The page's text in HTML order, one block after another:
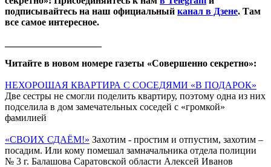
подписывайтесь на наш официальный канал в Дзене. Там
все самое интересное.
Читайте в новом номере газеты «Совершенно секретно»:
НЕХОРОШАЯ КВАРТИРА С СОСЕДЯМИ «В ПОДАРОК»
Две сестры не смогли поделить квартиру, поэтому одна из них
подселила в дом замечательных соседей с «громкой»
фамилией
«СВОИХ СДАЁМ!» Захотим - простим и отпустим, захотим –
посадим. Или кому помешал замначальника отдела полиции
№ 3 г. Балашова Саратовской области Алексей Иванов